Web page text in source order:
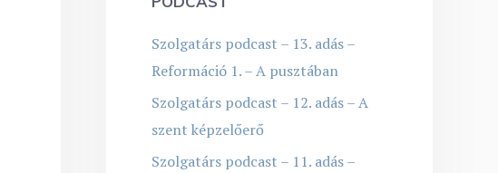
Szolgatárs podcast – 13. adás –
Reformáció 1. – A pusztában
Szolgatárs podcast – 12. adás – A
szent képzelőerő
Szolgatárs podcast – 11. adás –